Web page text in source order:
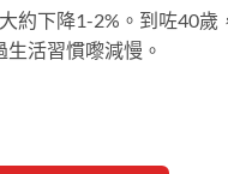
約下降1-2%。到咗40歲
活習慣嚟減慢。